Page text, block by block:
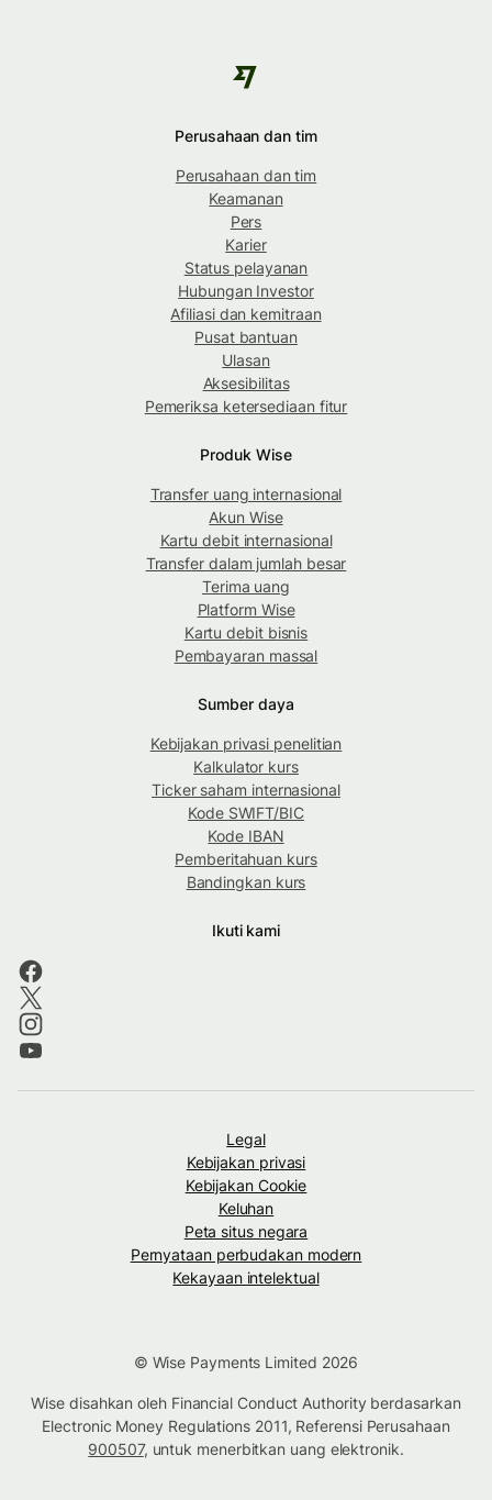
Perusahaan dan tim
Perusahaan dan tim
Keamanan
Pers
Karier
Status pelayanan
Hubungan Investor
Afiliasi dan kemitraan
Pusat bantuan
Ulasan
Aksesibilitas
Pemeriksa ketersediaan fitur
Produk Wise
Transfer uang internasional
Akun Wise
Kartu debit internasional
Transfer dalam jumlah besar
Terima uang
Platform Wise
Kartu debit bisnis
Pembayaran massal
Sumber daya
Kebijakan privasi penelitian
Kalkulator kurs
Ticker saham internasional
Kode SWIFT/BIC
Kode IBAN
Pemberitahuan kurs
Bandingkan kurs
Ikuti kami
Legal
Kebijakan privasi
Kebijakan Cookie
Keluhan
Peta situs negara
Pernyataan perbudakan modern
Kekayaan intelektual
© Wise Payments Limited 2026
Wise disahkan oleh Financial Conduct Authority berdasarkan
Electronic Money Regulations 2011, Referensi Perusahaan
900507, untuk menerbitkan uang elektronik.